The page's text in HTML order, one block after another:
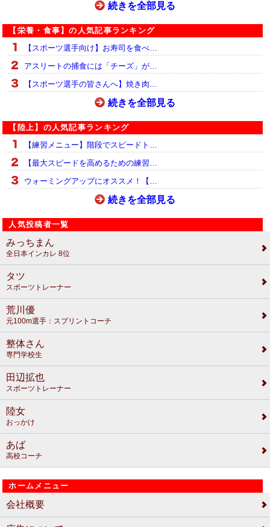
続きを全部見る
【栄養・食事】の人気記事ランキング
【スポーツ選手向け】お寿司を食べ…
アスリートの捕食には「チーズ」が…
【スポーツ選手の皆さんへ】焼き肉…
続きを全部見る
【陸上】の人気記事ランキング
【練習メニュー】階段でスピードト…
【最大スピードを高めるための練習…
ウォーミングアップにオススメ！【…
続きを全部見る
人気投稿者一覧
みっちまん
全日本インカレ 8位
タツ
スポーツトレーナー
荒川優
元100m選手：スプリントコーチ
整体さん
専門学校生
田辺拡也
スポーツトレーナー
陸女
おっかけ
あば
高校コーチ
ホームメニュー
会社概要